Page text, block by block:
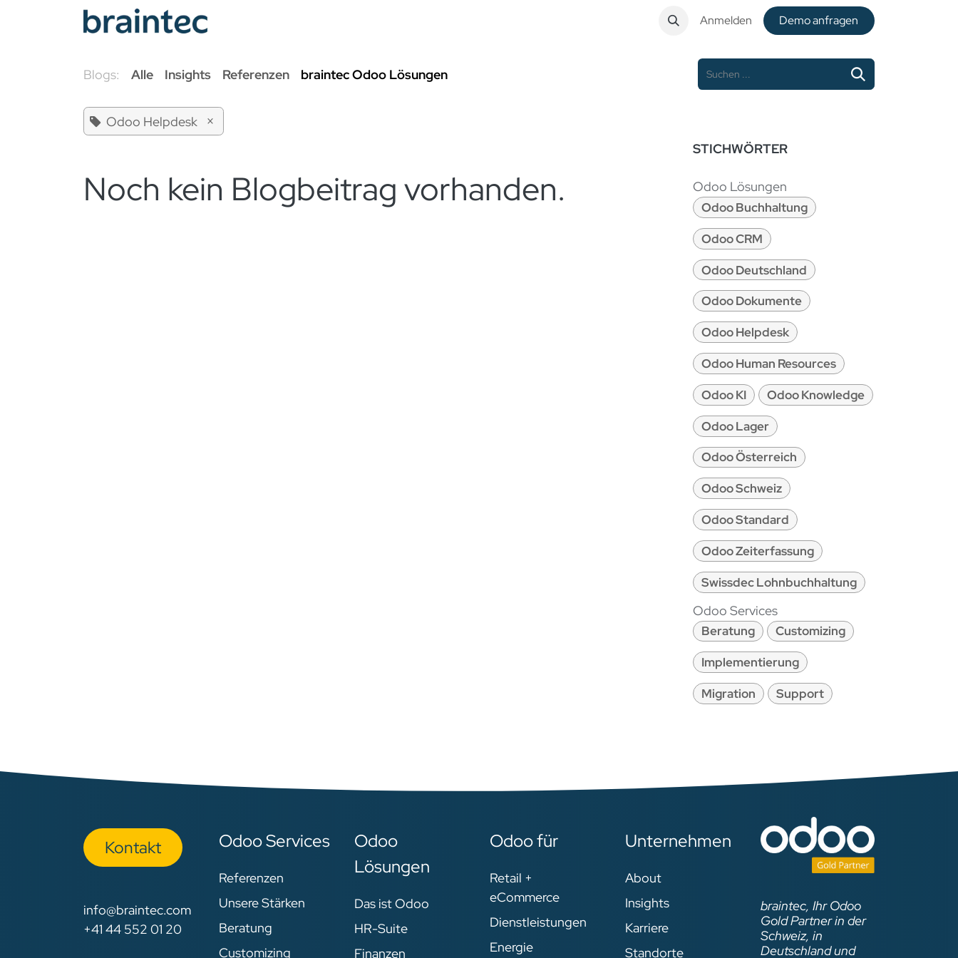
Zum Inhalt springen
Anmelden De​​mo anfragen
Blogs: Alle Insights Referenzen braintec Odoo Lösungen
Odoo Helpdesk ×
Noch kein Blogbeitrag vorhanden.
STICHWÖRTER
Odoo Lösungen
Odoo Buchhaltung
Odoo CRM
Odoo Deutschland
Odoo Dokumente
Odoo Helpdesk
Odoo Human Resources
Odoo KI
Odoo Knowledge
Odoo Lager
Odoo Österreich
Odoo Schweiz
Odoo Standard
Odoo Zeiterfassung
Swissdec Lohnbuchhaltung
Odoo Services
Beratung
Customizing
Implementierung
Migration
Support
Kon​​​​​​ta​​kt
info@braintec.com
+41 44 552 01 20
Odoo Services
Referenzen
Unsere Stärken
Beratung
Customizing
Odoo
Lösungen
Das ist Odoo
HR-Suite
Finanzen
Odoo für
Retail +
eCommerce
Dienstleistungen
Energie
Unternehmen
About
Insights
Karriere
Standorte
braintec, Ihr Odoo
Gold Partner in der
Schweiz, in
Deutschland und